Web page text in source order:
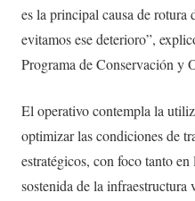
es la principal causa de rotura
evitamos ese deterioro”,
Programa de Conservación y
El operativo contempla la
optimizar las condiciones de
estratégicos, con foco tanto
sostenida de la infraestructura